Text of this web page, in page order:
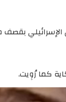
بقصف
كما رُوِيت.